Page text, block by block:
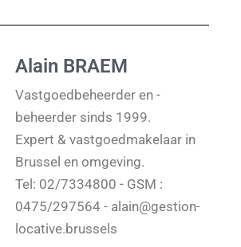
Alain BRAEM
Vastgoedbeheerder en -
beheerder sinds 1999.
Expert & vastgoedmakelaar in
Brussel en omgeving.
Tel: 02/7334800 - GSM :
0475/297564 - alain@gestion-
locative.brussels